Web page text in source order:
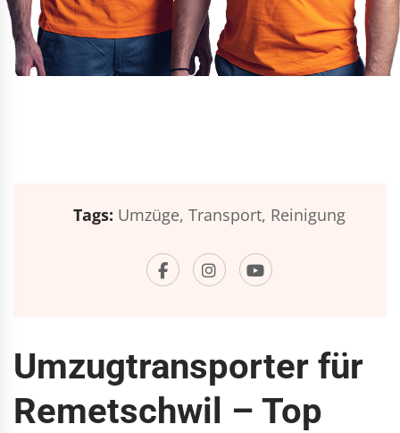
Tags: Umzüge, Transport, Reinigung
Umzugtransporter für
Remetschwil – Top